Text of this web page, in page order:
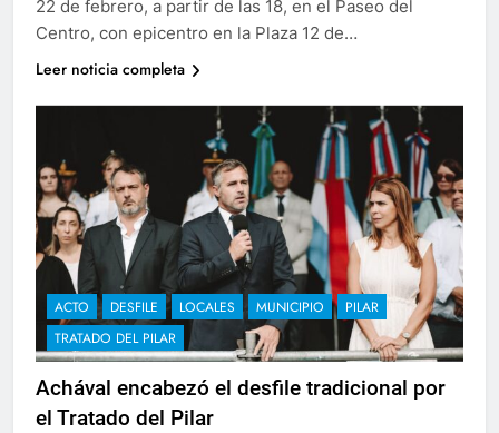
22 de febrero, a partir de las 18, en el Paseo del
Centro, con epicentro en la Plaza 12 de…
Leer noticia completa
ACTO DESFILE LOCALES MUNICIPIO
PILAR
TRATADO DEL PILAR
Achával encabezó el desfile tradicional por
el Tratado del Pilar